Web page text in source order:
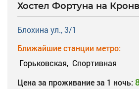
Хостел Фортуна на
Блохина ул., 3/1
Ближайшие станции метро:
Горьковская, Спортивная
Цена за проживание за 1 ночь: